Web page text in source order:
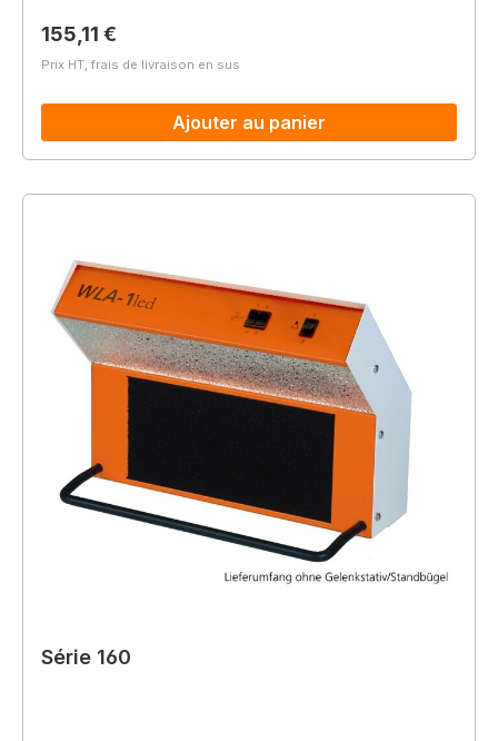
Prix régulier :
155,11 €
Prix HT, frais de livraison en sus
Ajouter au panier
Série 160